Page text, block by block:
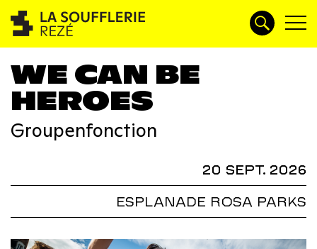
WE CAN BE
HEROES
Groupenfonction
20 SEPT. 2026
ESPLANADE ROSA PARKS